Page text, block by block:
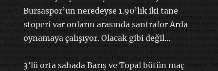
Bursaspor’un neredeyse 1.90’lık iki tane
stoperi var onların arasında santrafor Arda
oynamaya çalışıyor. Olacak gibi değil…
3’lü orta sahada Barış ve Topal bütün maç